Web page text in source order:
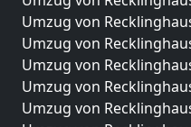
Umzug von
Umzug von
Umzug von
Umzug von
Umzug von